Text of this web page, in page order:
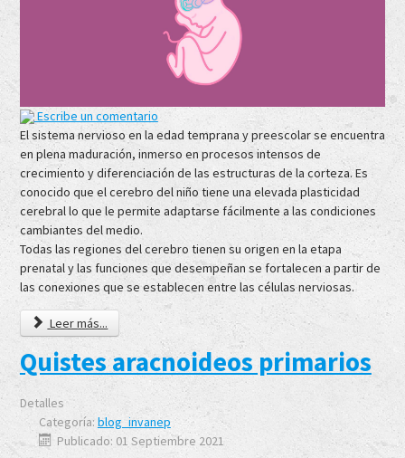
Escribe un comentario
El sistema nervioso en la edad temprana y preescolar se encuentra
en plena maduración, inmerso en procesos intensos de
crecimiento y diferenciación de las estructuras de la corteza. Es
conocido que el cerebro del niño tiene una elevada plasticidad
cerebral lo que le permite adaptarse fácilmente a las condiciones
cambiantes del medio.
Todas las regiones del cerebro tienen su origen en la etapa
prenatal y las funciones que desempeñan se fortalecen a partir de
las conexiones que se establecen entre las células nerviosas.
Leer más...
Quistes aracnoideos primarios
Detalles
Categoría: blog_invanep
Publicado: 01 Septiembre 2021